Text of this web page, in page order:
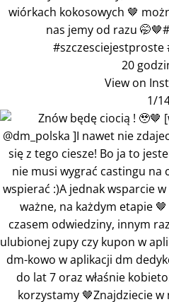
wiórkach kokosowych 🤎
nas jemy od razu
#szczesciejestproste
20
View on
1/